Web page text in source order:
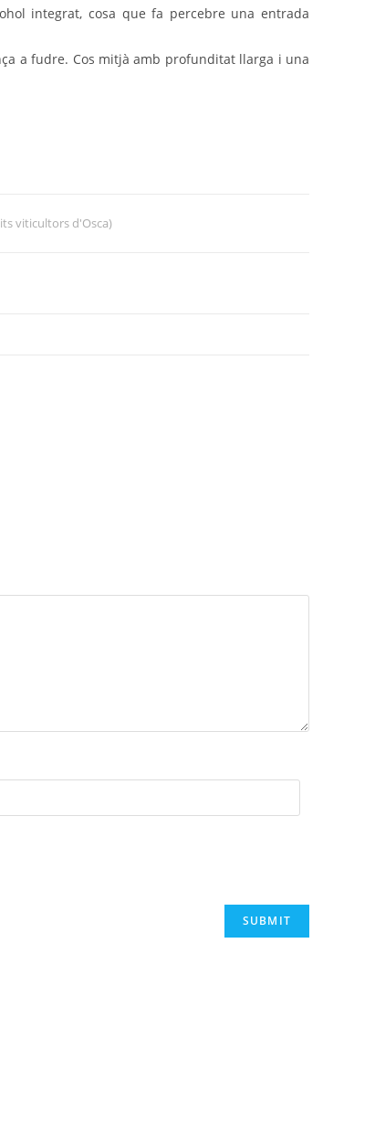
integrat, cosa que fa percebre una entrada
a fudre. Cos mitjà amb profunditat llarga i una
viticultors d'Osca)